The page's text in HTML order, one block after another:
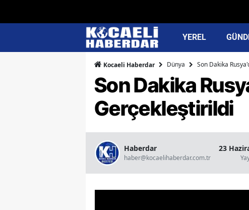
YEREL
Kocaeli Haberdar Dünya Son Dakika
Son Dakika
Gerçekleştirildi
Haberdar
haber@kocaelihaberdar.com.tr
23